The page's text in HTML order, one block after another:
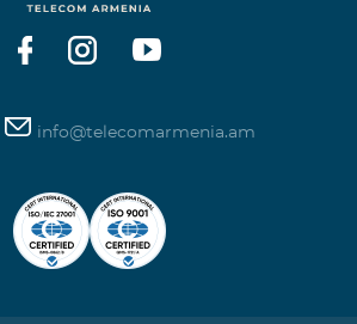
info@telecomarmenia.am